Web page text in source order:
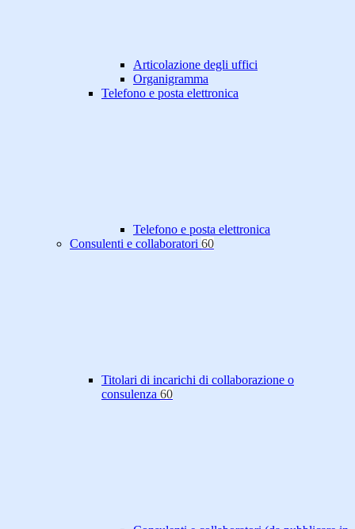
Articolazione degli uffici
Organigramma
Telefono e posta elettronica
Telefono e posta elettronica
Consulenti e collaboratori 60
Titolari di incarichi di collaborazione o
consulenza 60